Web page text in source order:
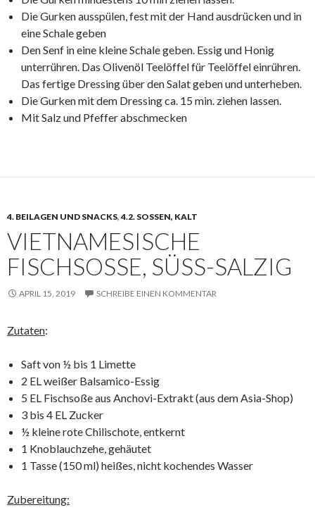
Die Gurken ausspülen, fest mit der Hand ausdrücken und in
eine Schale geben
Den Senf in eine kleine Schale geben. Essig und Honig
unterrühren. Das Olivenöl Teelöffel für Teelöffel einrühren.
Das fertige Dressing über den Salat geben und unterheben.
Die Gurken mit dem Dressing ca. 15 min. ziehen lassen.
Mit Salz und Pfeffer abschmecken
4. BEILAGEN UND SNACKS, 4.2. SOSSEN, KALT
VIETNAMESISCHE
FISCHSOSSE, SÜSS-SALZIG
APRIL 15, 2019 SCHREIBE EINEN KOMMENTAR
Zutaten:
Saft von ½ bis 1 Limette
2 EL weißer Balsamico-Essig
5 EL Fischsoße aus Anchovi-Extrakt (aus dem Asia-Shop)
3 bis 4 EL Zucker
½ kleine rote Chilischote, entkernt
1 Knoblauchzehe, gehäutet
1 Tasse (150 ml) heißes, nicht kochendes Wasser
Zubereitung: